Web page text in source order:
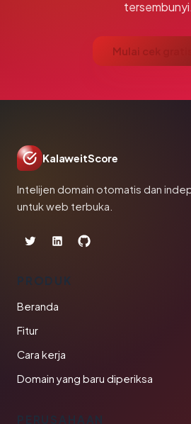
tersembunyi.
Mulai cek
KalaweitScore
Intelijen domain otomatis dan
untuk web terbuka.
PRODUK
Beranda
Fitur
Cara kerja
Domain yang baru diperiksa
PERUSAHAAN